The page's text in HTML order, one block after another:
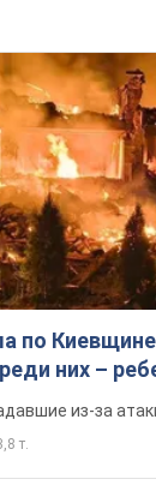
по
них –
из-за
т.